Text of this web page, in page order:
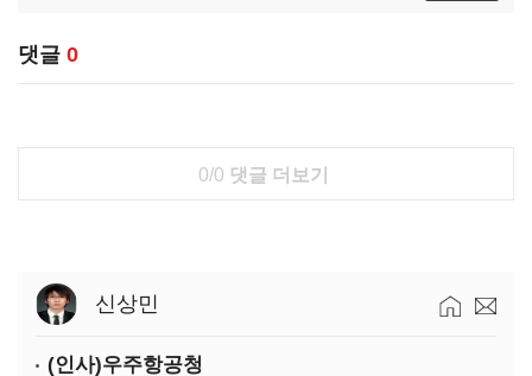
댓글 0
0/0 댓글 더보기
신상민
(인사)우주항공청